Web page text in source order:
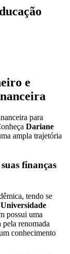
e
para
Dariane
ampla trajetória
finanças
tendo se
Universidade
possui uma
pela renomada
conhecimento